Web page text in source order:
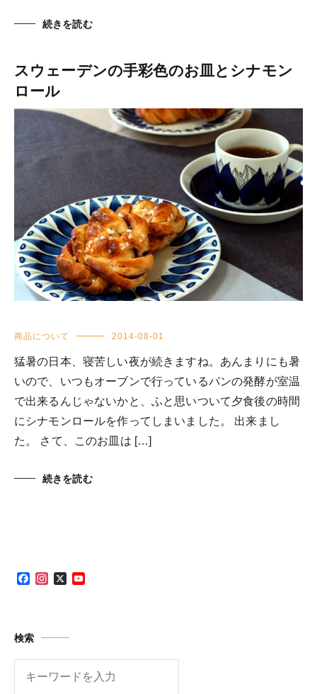
続きを読む
スウェーデンの手彩色のお皿とシナモン
ロール
商品について 2014-08-01
猛暑の日本、寝苦しい夜が続きますね。あんまりにも暑
いので、いつもオーブンで行っているパンの発酵が室温
で出来るんじゃないかと、ふと思いついて夕食後の時間
にシナモンロールを作ってしまいました。 出来まし
た。 さて、このお皿は […]
続きを読む
Facebook
Instagram
X
検索